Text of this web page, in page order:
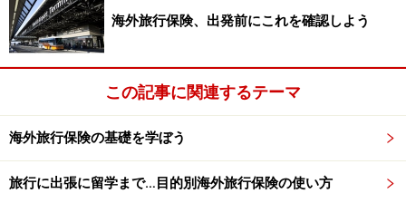
て保険金支払の対象とはしないケースがほとんどです。
通常は持病があると保険をつけることが難しいというこ
基本的な考え方として保険事故の発生原因が、保険契約
の前にすでに起きていますから発症する可能性が非常に
高く、保険の引受リスクも高くなるのです。保険上の考
えだけで言えばその分の割増を取ればいいのですが、そ
海外旅行保険、出発前にこれを確認しよう
この記事に関連するテーマ
海外旅行保険の基礎を学ぼう
旅行に出張に留学まで…目的別海外旅行保険の使い方